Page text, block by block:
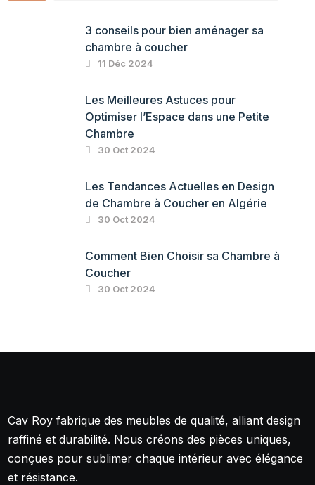
3 conseils pour bien aménager sa
chambre à coucher
11 Déc 2024
Les Meilleures Astuces pour
Optimiser l’Espace dans une Petite
Chambre
30 Oct 2024
Les Tendances Actuelles en Design
de Chambre à Coucher en Algérie
30 Oct 2024
Comment Bien Choisir sa Chambre à
Coucher
30 Oct 2024
Cav Roy fabrique des meubles de qualité, alliant design
raffiné et durabilité. Nous créons des pièces uniques,
conçues pour sublimer chaque intérieur avec élégance
et résistance.